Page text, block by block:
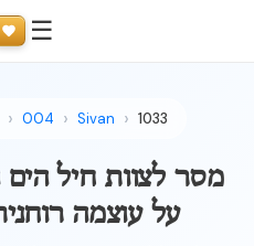
☰
004 Sivan 1033
מסר לצוות חיל
על עוצמה